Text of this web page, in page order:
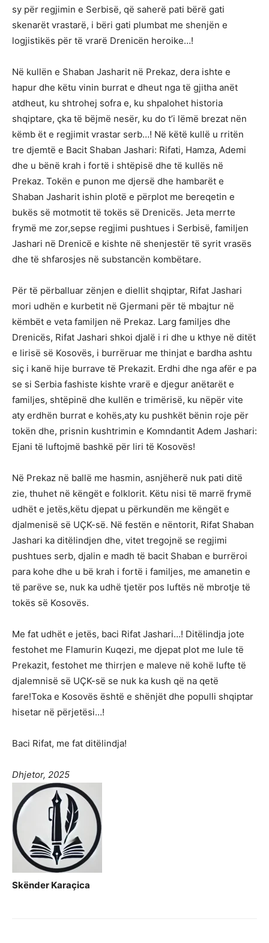
sy për regjimin e Serbisë, që saherë pati bërë gati
skenarët vrastarë, i bëri gati plumbat me shenjën e
logjistikës për të vrarë Drenicën heroike…!
Në kullën e Shaban Jasharit në Prekaz, dera ishte e
hapur dhe këtu vinin burrat e dheut nga të gjitha anët
atdheut, ku shtrohej sofra e, ku shpalohet historia
shqiptare, çka të bëjmë nesër, ku do t’i lëmë brezat nën
këmb ët e regjimit vrastar serb…! Në këtë kullë u rritën
tre djemtë e Bacit Shaban Jashari: Rifati, Hamza, Ademi
dhe u bënë krah i fortë i shtëpisë dhe të kullës në
Prekaz. Tokën e punon me djersë dhe hambarët e
Shaban Jasharit ishin plotë e përplot me bereqetin e
bukës së motmotit të tokës së Drenicës. Jeta merrte
frymë me zor,sepse regjimi pushtues i Serbisë, familjen
Jashari në Drenicë e kishte në shenjestër të syrit vrasës
dhe të shfarosjes në substancën kombëtare.
Për të përballuar zënjen e diellit shqiptar, Rifat Jashari
mori udhën e kurbetit në Gjermani për të mbajtur në
këmbët e veta familjen në Prekaz. Larg familjes dhe
Drenicës, Rifat Jashari shkoi djalë i ri dhe u kthye në ditët
e lirisë së Kosovës, i burrëruar me thinjat e bardha ashtu
siç i kanë hije burrave të Prekazit. Erdhi dhe nga afër e pa
se si Serbia fashiste kishte vrarë e djegur anëtarët e
familjes, shtëpinë dhe kullën e trimërisë, ku nëpër vite
aty erdhën burrat e kohës,aty ku pushkët bënin roje për
tokën dhe, prisnin kushtrimin e Komndantit Adem Jashari:
Ejani të luftojmë bashkë për liri të Kosovës!
Në Prekaz në ballë me hasmin, asnjëherë nuk pati ditë
zie, thuhet në këngët e folklorit. Këtu nisi të marrë frymë
udhët e jetës,këtu djepat u përkundën me këngët e
djalmenisë së UÇK-së. Në festën e nëntorit, Rifat Shaban
Jashari ka ditëlindjen dhe, vitet tregojnë se regjimi
pushtues serb, djalin e madh të bacit Shaban e burrëroi
para kohe dhe u bë krah i fortë i familjes, me amanetin e
të parëve se, nuk ka udhë tjetër pos luftës në mbrotje të
tokës së Kosovës.
Me fat udhët e jetës, baci Rifat Jashari…! Ditëlindja jote
festohet me Flamurin Kuqezi, me djepat plot me lule të
Prekazit, festohet me thirrjen e maleve në kohë lufte të
djalemnisë së UÇK-së se nuk ka kush që na qetë
fare!Toka e Kosovës është e shënjët dhe populli shqiptar
hisetar në përjetësi…!
Baci Rifat, me fat ditëlindja!
Dhjetor, 2025
Skënder Karaçica